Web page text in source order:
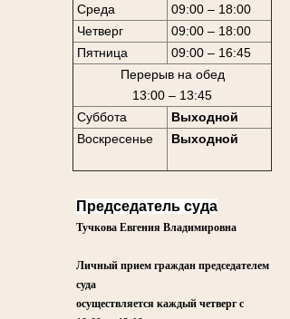
Среда
09:00 – 18:00
Четверг
09:00 – 18:00
Пятница
09:00 – 16:45
Перерыв на обед
13:00 – 13:45
Суббота
Выходной
Воскресенье
Выходной
Председатель суда
Тучкова Евгения Владимировна
Личный прием граждан председателем
суда
осуществляется каждый четвергс